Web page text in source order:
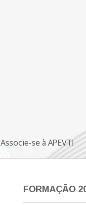
Associe-se à APEVT!
FORMAÇÃO